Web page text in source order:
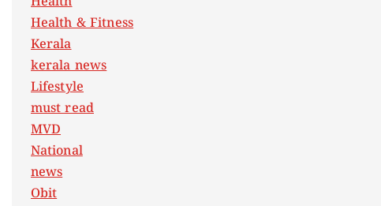
Health & Fitness
Kerala
kerala news
Lifestyle
must read
MVD
National
news
Obit